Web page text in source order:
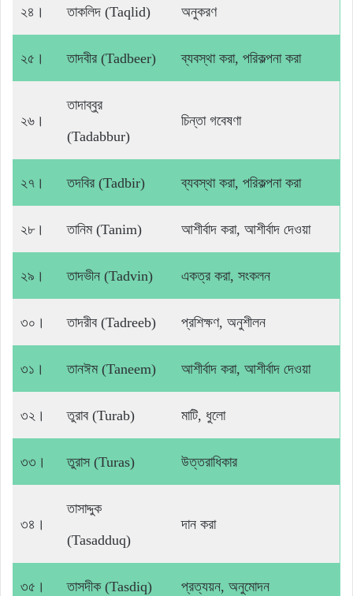
২৪। তাকলিদ (Taqlid) অনুকরণ
২৫। তাদবীর (Tadbeer) ব্যবস্থা করা, পরিকল্পনা করা
২৬।
তাদাব্বুর
(Tadabbur)
চিন্তা গবেষণা
২৭। তদবির (Tadbir) ব্যবস্থা করা, পরিকল্পনা করা
২৮। তানিম (Tanim) আশীর্বাদ করা, আশীর্বাদ দেওয়া
২৯। তাদভীন (Tadvin) একত্র করা, সংকলন
৩০। তাদরীব (Tadreeb) প্রশিক্ষণ, অনুশীলন
৩১। তানঈম (Taneem) আশীর্বাদ করা, আশীর্বাদ দেওয়া
৩২। তুরাব (Turab) মাটি, ধুলো
৩৩। তুরাস (Turas) উত্তরাধিকার
৩৪।
তাসাদ্দুক
(Tasadduq)
দান করা
৩৫। তাসদীক (Tasdiq) প্রত্যয়ন, অনুমোদন